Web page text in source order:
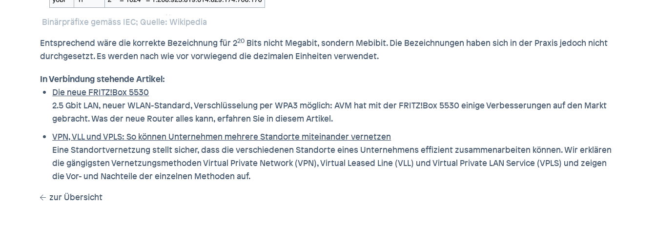
Binärpräfixe gemäss IEC; Quelle: Wikipedia
Entsprechend wäre die korrekte Bezeichnung für 220 Bits nicht Megabit, sondern Mebibit. Die Bezeichnungen haben sich in der Praxis jedoch nicht
durchgesetzt. Es werden nach wie vor vorwiegend die dezimalen Einheiten verwendet.
In Verbindung stehende Artikel:
Die neue FRITZ!Box 5530
2.5 Gbit LAN, neuer WLAN-Standard, Verschlüsselung per WPA3 möglich: AVM hat mit der FRITZ!Box 5530 einige Verbesserungen auf den Markt
gebracht. Was der neue Router alles kann, erfahren Sie in diesem Artikel.
VPN, VLL und VPLS: So können Unternehmen mehrere Standorte miteinander vernetzen
Eine Standortvernetzung stellt sicher, dass die verschiedenen Standorte eines Unternehmens effizient zusammenarbeiten können. Wir erklären
die gängigsten Vernetzungsmethoden Virtual Private Network (VPN), Virtual Leased Line (VLL) und Virtual Private LAN Service (VPLS) und zeigen
die Vor- und Nachteile der einzelnen Methoden auf.
zur Übersicht